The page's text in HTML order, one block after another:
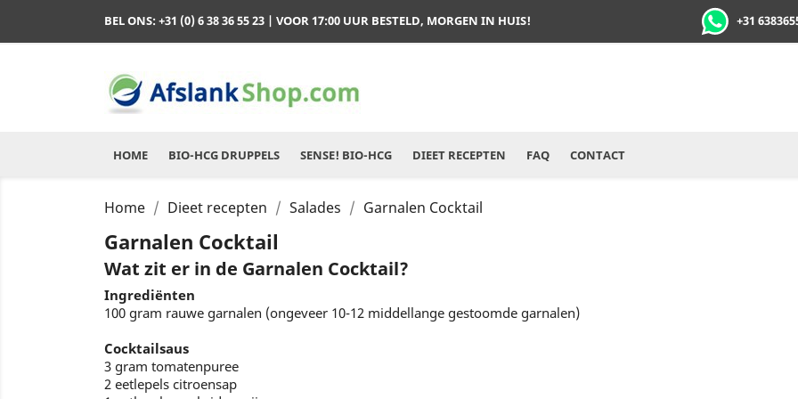
BEL ONS: +31 (0) 6 38 36 55 23 | VOOR 17:00 UUR BESTELD, MORGEN IN HUIS! +31
HOME BIO-HCG DRUPPELS SENSE! BIO-HCG DIEET RECEPTEN FAQ CONTACT
Home Dieet recepten Salades Garnalen Cocktail
Garnalen Cocktail
Wat zit er in de Garnalen Cocktail?
Ingrediënten
100 gram rauwe garnalen (ongeveer 10-12 middellange gestoomde garnalen)
Cocktailsaus
3 gram tomatenpuree
2 eetlepels citroensap